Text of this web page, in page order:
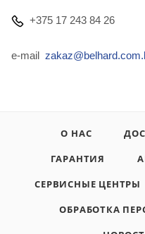
+375 17 243 84 26
e-mail
О НАС
ГАРАНТИЯ
СЕРВИСНЫЕ ЦЕНТРЫ
ОБРАБОТКА